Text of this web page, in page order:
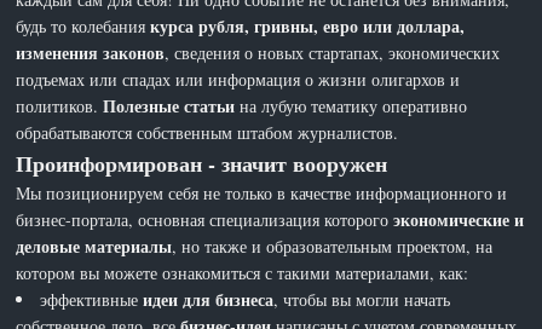
будь то колебаниякурса рубля, гривны, евро или доллара,
изменения законов, сведения о новых стартапах, экономических
подъемах или спадах или информация о жизни олигархов и
политиков.Полезные статьи на лубую тематику оперативно
обрабатываются собственным штабом журналистов.
Проинформирован - значит вооружен
Мы позиционируем себя не только в качестве информационного и
бизнес-портала, основная специализация которогоэкономические и
деловые материалы, но также и образовательным проектом, на
котором вы можете ознакомиться с такими материалами, как:
эффективныеидеи для бизнеса, чтобы вы могли начать